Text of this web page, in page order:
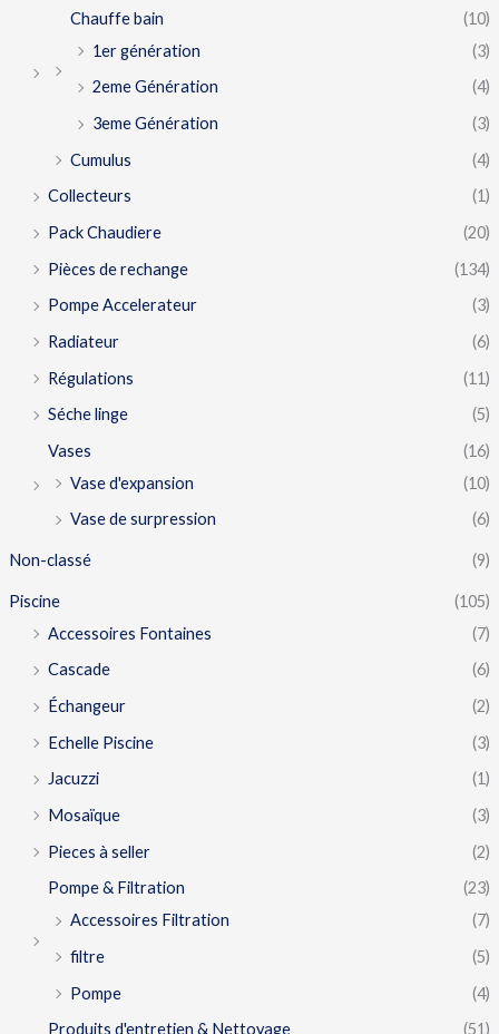
Chauffe bain
(10)
1er génération
(3)
2eme Génération
(4)
3eme Génération
(3)
Cumulus
(4)
Collecteurs
(1)
Pack Chaudiere
(20)
Pièces de rechange
(134)
Pompe Accelerateur
(3)
Radiateur
(6)
Régulations
(11)
Séche linge
(5)
Vases
(16)
Vase d'expansion
(10)
Vase de surpression
(6)
Non-classé (9)
Piscine
(105)
Accessoires Fontaines
(7)
Cascade
(6)
Échangeur
(2)
Echelle Piscine
(3)
Jacuzzi
(1)
Mosaïque
(3)
Pieces à seller
(2)
Pompe & Filtration
(23)
Accessoires Filtration
(7)
filtre
(5)
Pompe
(4)
Produits d'entretien & Nettoyage
(51)